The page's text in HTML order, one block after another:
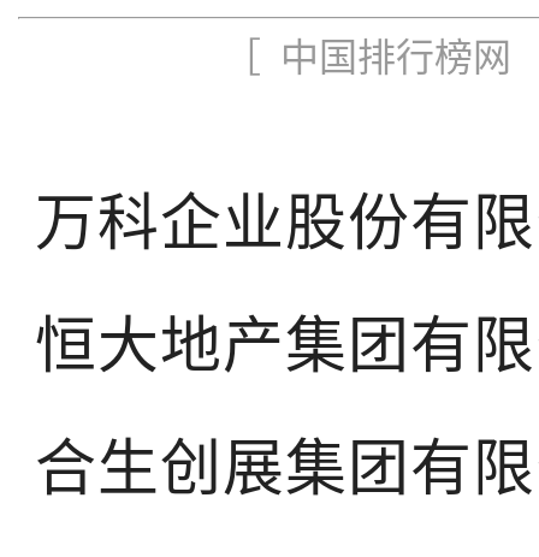
［ 中国排行榜
万科企业股份有
恒大地产集团有
合生创展集团有